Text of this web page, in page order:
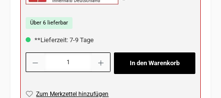
Über 6 lieferbar
**Lieferzeit: 7-9 Tage
Produkt Anzahl: Gib den gewünschten Wert ein oder benutze die Schaltflächen
In den Warenkorb
Zum Merkzettel hinzufügen